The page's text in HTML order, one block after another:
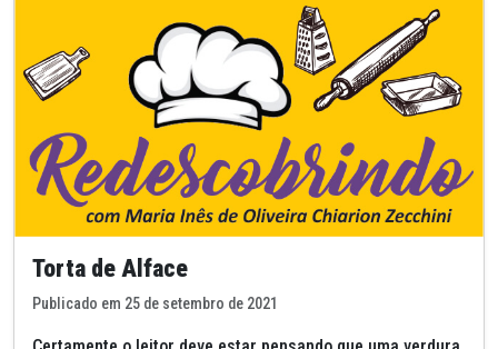
Torta de Alface
Publicado em 25 de setembro de 2021